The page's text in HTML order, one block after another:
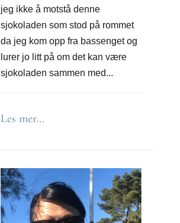
jeg ikke å motstå denne
sjokoladen som stod på rommet
da jeg kom opp fra bassenget og
lurer jo litt på om det kan være
sjokoladen sammen med...
Les mer...